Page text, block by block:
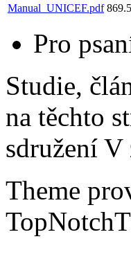
Manual_UNICEF.pdf
Pro
Studie,
na těchto
sdružení V
Theme